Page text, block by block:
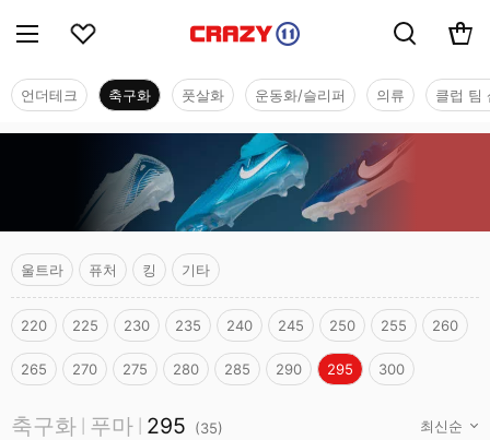
언더테크 축구화 풋살화 운동화/슬리퍼 의류 클럽 팀
울트라 퓨처 킹 기타
220 225 230 235 240 245 250 255 260
265 270 275 280 285 290 295 300
축구화 푸마 295 (35)